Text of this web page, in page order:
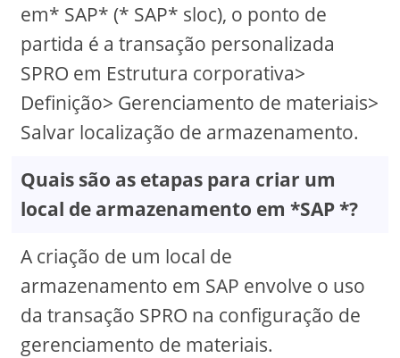
em* SAP* (* SAP* sloc), o ponto de
partida é a transação personalizada
SPRO em Estrutura corporativa>
Definição> Gerenciamento de materiais>
Salvar localização de armazenamento.
Quais são as etapas para criar um
local de armazenamento em *SAP *?
A criação de um local de
armazenamento em SAP envolve o uso
da transação SPRO na configuração de
gerenciamento de materiais.